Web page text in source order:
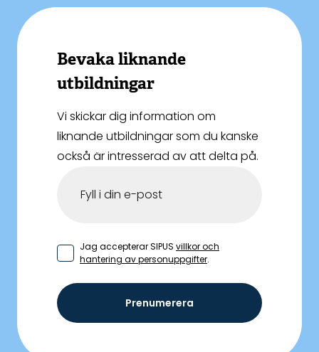
Bevaka liknande
utbildningar
Vi skickar dig information om
liknande utbildningar som du kanske
också är intresserad av att delta på.
Jag accepterar SIPUS villkor och
hantering av personuppgifter.
Prenumerera